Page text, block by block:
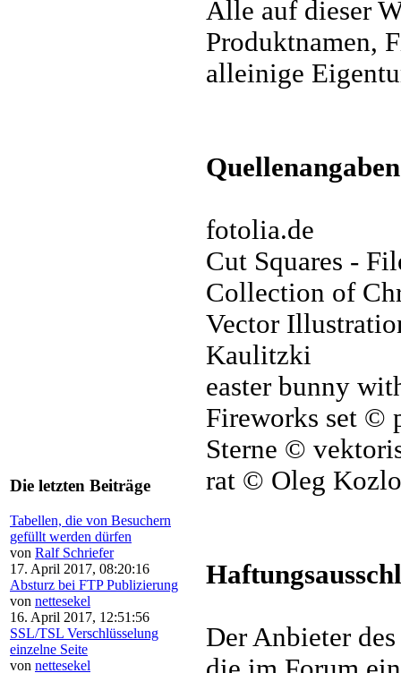
Die letzten Beiträge
Tabellen, die von Besuchern
gefüllt werden dürfen
von Ralf Schriefer
17. April 2017, 08:20:16
Absturz bei FTP Publizierung
von nettesekel
16. April 2017, 12:51:56
SSL/TSL Verschlüsselung
einzelne Seite
von nettesekel
Alle auf dieser
Produktnamen,
alleinige
Quellenangaben
fotolia.de
Cut Squares -
Collection of
Vector
Kaulitzki
easter bunny
Fireworks set ©
Sterne ©
rat © Oleg
Der Anbieter